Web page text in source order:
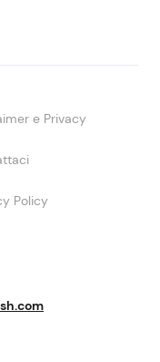
e Privacy
Policy